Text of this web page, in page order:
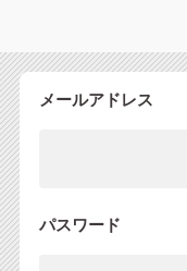
メールアドレス
パスワード